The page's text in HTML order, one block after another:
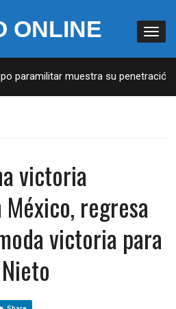
ONLINE
muestra su penetración
victoria
regresa
victoria para